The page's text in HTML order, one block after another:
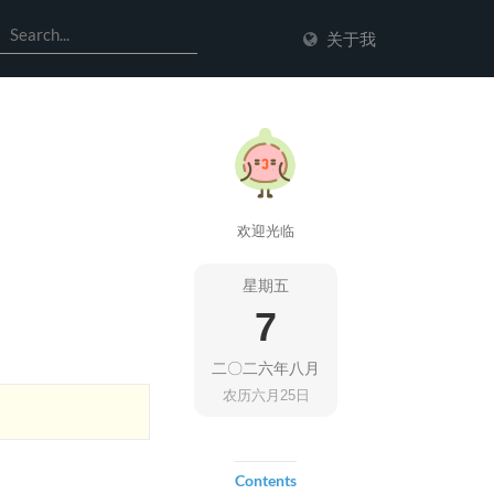
关于我
欢迎光临
星期五
7
二〇二六年八月
农历六月25日
Contents